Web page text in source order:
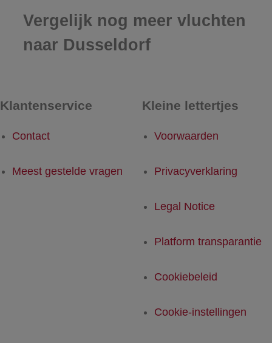
Vergelijk nog meer vluchten
naar Dusseldorf
Klantenservice
Contact
Meest gestelde vragen
Kleine lettertjes
Voorwaarden
Privacyverklaring
Legal Notice
Platform transparantie
Cookiebeleid
Cookie-instellingen